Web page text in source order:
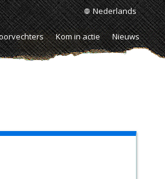
Nederlands
Kom in actie Nieuws